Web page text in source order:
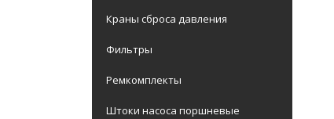
Краны сброса давления
Фильтры
Ремкомплекты
Штоки насоса поршневые